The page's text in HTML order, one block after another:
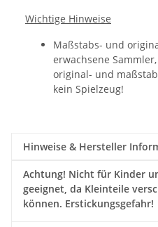
Wichtige Hinweise
Maßstabs- und
erwachsene
original- und
kein Spielzeug!
Hinweise & Hersteller
Achtung! Nicht für Kinder
geeignet, da Kleinteile
können. Erstickungsgefahr!